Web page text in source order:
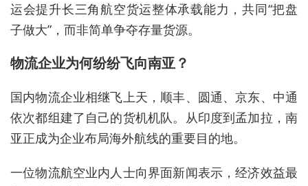
运会提升长三角航空货运整体承载能力，共同“把盘
子做大”，而非简单争夺存量货源。
物流企业为何纷纷飞向南亚？
国内物流企业相继飞上天，顺丰、圆通、京东、中通
依次都组建了自己的货机机队。从印度到孟加拉，南
亚正成为企业布局海外航线的重要目的地。
一位物流航空业内人士向界面新闻表示，经济效益最